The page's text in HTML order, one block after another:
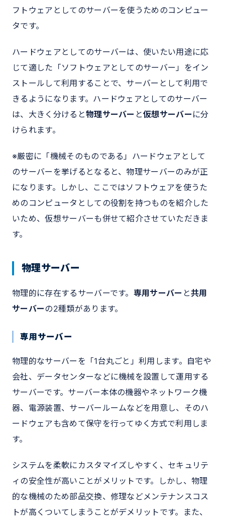
フトウェアとしてのサーバーを使うためのコンピュー
タです。
ハードウェアとしてのサーバーは、使いたい用途に応
じて適した「ソフトウェアとしてのサーバー」をイン
ストールして利用することで、サーバーとして利用で
きるようになります。ハードウェアとしてのサーバー
は、大きく分けると物理サーバー と仮想サーバー に分
けられます。
※厳密に「機械そのものである」ハードウェアとして
のサーバーを挙げるとなると、物理サーバーのみが正
になります。しかし、ここではソフトウェアを使うた
めのコンピュータとしての役割を持つものを紹介した
いため、仮想サーバーも併せて紹介させていただきま
す。
物理サーバー
物理的に存在するサーバーです。 専用サーバー と共用
サーバーの2種類があります。
専用サーバー
物理的なサーバーを「1台丸ごと」利用します。自宅や
会社、データセンターなどに機械を設置して運用する
サーバーです。サーバー本体の機器やネットワーク機
器、電源装置、サーバールームなどを用意し、そのハ
ードウェアも含めて保守を行ってゆく方式で利用しま
す。
システムを柔軟にカスタマイズしやすく、セキュリテ
ィの安全性が高いことがメリットです。しかし、物理
的な機械のため部品交換、修理などメンテナンスコス
トが高くついてしまうことがデメリットです。また、